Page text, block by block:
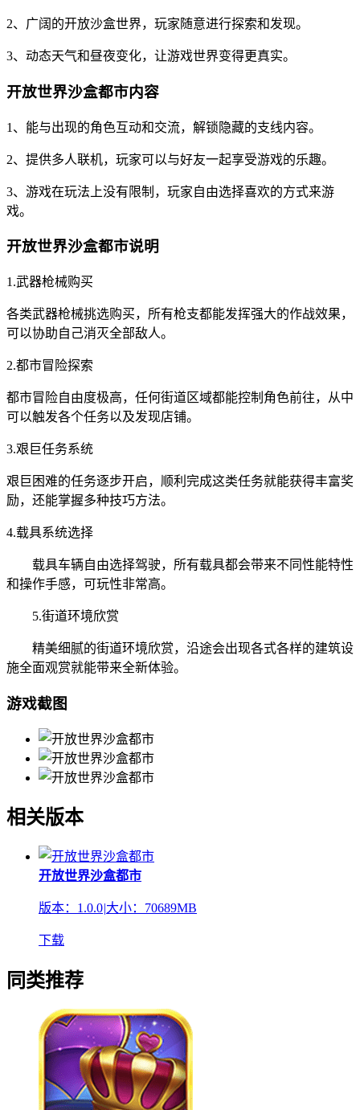
2、广阔的开放沙盒世界，玩家随意进行探索和发现。
3、动态天气和昼夜变化，让游戏世界变得更真实。
开放世界沙盒都市内容
1、能与出现的角色互动和交流，解锁隐藏的支线内容。
2、提供多人联机，玩家可以与好友一起享受游戏的乐趣。
3、游戏在玩法上没有限制，玩家自由选择喜欢的方式来游
戏。
开放世界沙盒都市说明
1.武器枪械购买
各类武器枪械挑选购买，所有枪支都能发挥强大的作战效果，
可以协助自己消灭全部敌人。
2.都市冒险探索
都市冒险自由度极高，任何街道区域都能控制角色前往，从中
可以触发各个任务以及发现店铺。
3.艰巨任务系统
艰巨困难的任务逐步开启，顺利完成这类任务就能获得丰富奖
励，还能掌握多种技巧方法。
4.载具系统选择
载具车辆自由选择驾驶，所有载具都会带来不同性能特性
和操作手感，可玩性非常高。
5.街道环境欣赏
精美细腻的街道环境欣赏，沿途会出现各式各样的建筑设
施全面观赏就能带来全新体验。
游戏截图
相关版本
开放世界沙盒都市
版本：1.0.0|大小：70689MB
下载
同类推荐